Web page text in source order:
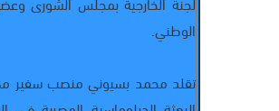
الوطني.
تقلد محمد بسيوني منصب سفير